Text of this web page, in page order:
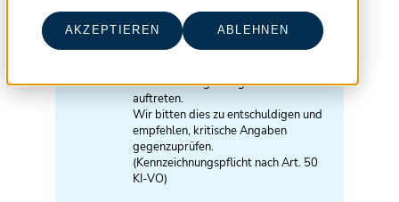
AKZEPTIEREN ABLEHNEN
IT Ausschreibung
Transition & Transformation Beratung
Transition & Transformation Beratung
IT Infrastruktur
Cloud Migration
Cloud Transition & Transformation
Enterprise Architecture
IT Projekte
Projektmanagement
Testmanagement
nachzuschlagen – ganz ohne
Unterbrechung beim Lesen.
Da die Artikel teilweise KI-gestützt
inhaltliche Ungenauigkeiten
auftreten.
Wir bitten dies zu entschuldigen und
empfehlen, kritische Angaben
gegenzuprüfen.
(Kennzeichnungspflicht nach Art. 50
KI-VO)